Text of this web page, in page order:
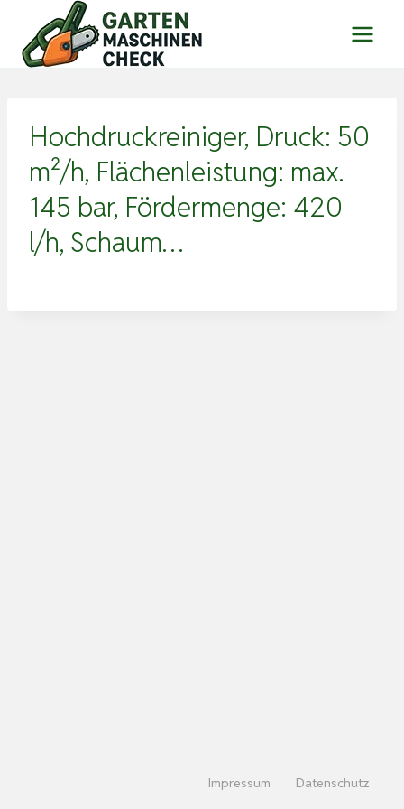
Inhalt
springen
Hochdruckreiniger, Druck: 50
m²/h, Flächenleistung: max.
145 bar, Fördermenge: 420
l/h, Schaum…
Impressum Datenschutz